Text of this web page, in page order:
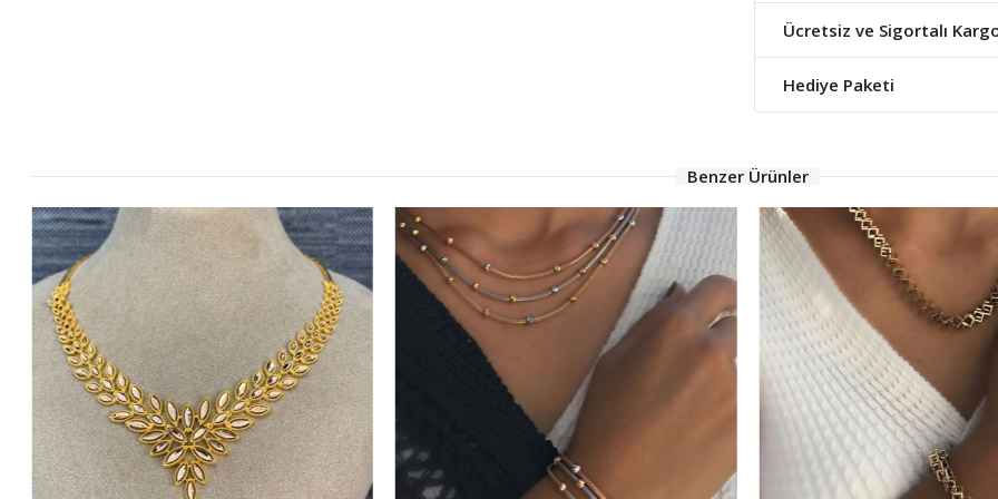
Ücretsiz ve Sigortalı
Hediye Paketi
Benzer Ürünler